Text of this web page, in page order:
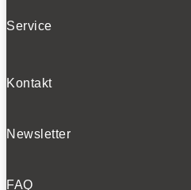
Service
Kontakt
Newsletter
FAQ